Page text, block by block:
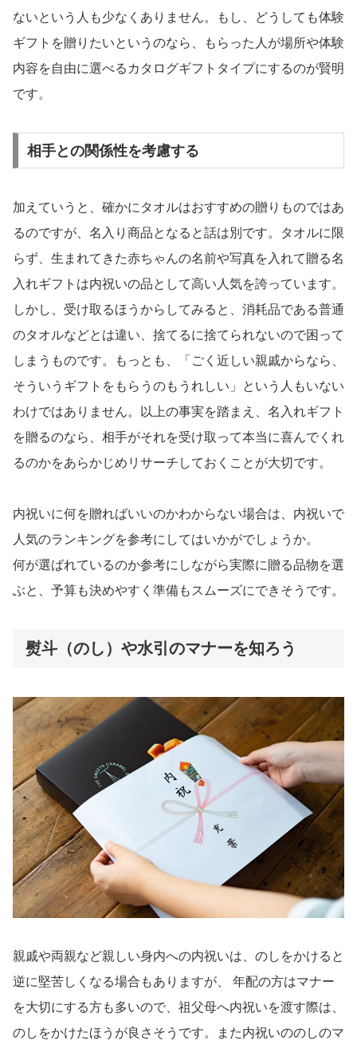
ないという人も少なくありません。もし、どうしても体験
ギフトを贈りたいというのなら、もらった人が場所や体験
内容を自由に選べるカタログギフトタイプにするのが賢明
です。
相手との関係性を考慮する
加えていうと、確かにタオルはおすすめの贈りものではあ
るのですが、名入り商品となると話は別です。タオルに限
らず、生まれてきた赤ちゃんの名前や写真を入れて贈る名
入れギフトは内祝いの品として高い人気を誇っています。
しかし、受け取るほうからしてみると、消耗品である普通
のタオルなどとは違い、捨てるに捨てられないので困って
しまうものです。もっとも、「ごく近しい親戚からなら、
そういうギフトをもらうのもうれしい」という人もいない
わけではありません。以上の事実を踏まえ、名入れギフト
を贈るのなら、相手がそれを受け取って本当に喜んでくれ
るのかをあらかじめリサーチしておくことが大切です。
内祝いに何を贈ればいいのかわからない場合は、内祝いで
人気のランキングを参考にしてはいかがでしょうか。
何が選ばれているのか参考にしながら実際に贈る品物を選
ぶと、予算も決めやすく準備もスムーズにできそうです。
熨斗（のし）や水引のマナーを知ろう
親戚や両親など親しい身内への内祝いは、のしをかけると
逆に堅苦しくなる場合もありますが、 年配の方はマナー
を大切にする方も多いので、祖父母へ内祝いを渡す際は、
のしをかけたほうが良さそうです。また内祝いののしのマ